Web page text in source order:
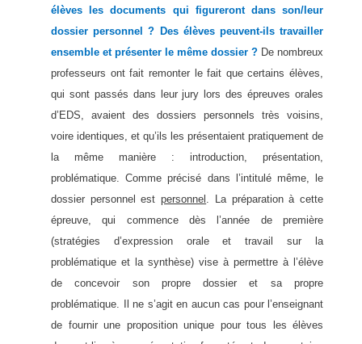
élèves les documents qui figureront dans son/leur
dossier personnel ? Des élèves peuvent-ils travailler
ensemble et présenter le même dossier ? De nombreux
professeurs ont fait remonter le fait que certains élèves,
qui sont passés dans leur jury lors des épreuves orales
d’EDS, avaient des dossiers personnels très voisins,
voire identiques, et qu’ils les présentaient pratiquement de
la même manière : introduction, présentation,
problématique. Comme précisé dans l’intitulé même, le
dossier personnel estpersonnel . La préparation à cette
épreuve, qui commence dès l’année de première
(stratégies d’expression orale et travail sur la
problématique et la synthèse) vise à permettre à l’élève
de concevoir son propre dossier et sa propre
problématique. Il ne s’agit en aucun cas pour l’enseignant
de fournir une proposition unique pour tous les élèves